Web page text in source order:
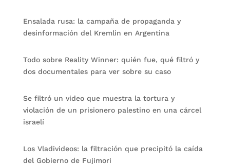
Ensalada rusa: la campaña de propaganda y
desinformación del Kremlin en Argentina
Todo sobre Reality Winner: quién fue, qué filtró y
dos documentales para ver sobre su caso
Se filtró un video que muestra la tortura y
violación de un prisionero palestino en una cárcel
israelí
Los Vladivideos: la filtración que precipitó la caída
del Gobierno de Fujimori